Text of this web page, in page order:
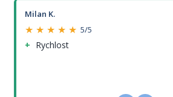
Milan K.
★ ★ ★ ★ ★ 5/5
Rychlost